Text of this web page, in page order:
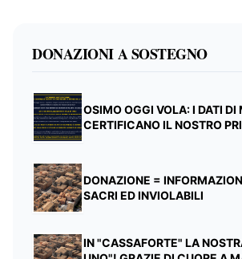
DONAZIONI A SOSTEGNO
OSIMO OGGI VOLA: I DATI DI
CERTIFICANO IL NOSTRO
DONAZIONE =
SACRI ED INVIOLABILI
IN "CASSAFORTE" LA